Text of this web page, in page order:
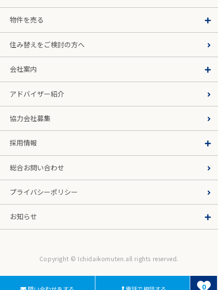
物件を売る
住み替えをご検討の方へ
会社案内
アドバイザー紹介
協力会社募集
採用情報
総合お問い合わせ
プライバシーポリシー
お知らせ
Copyright © Ichidaikomuten.all rights reserved.
0